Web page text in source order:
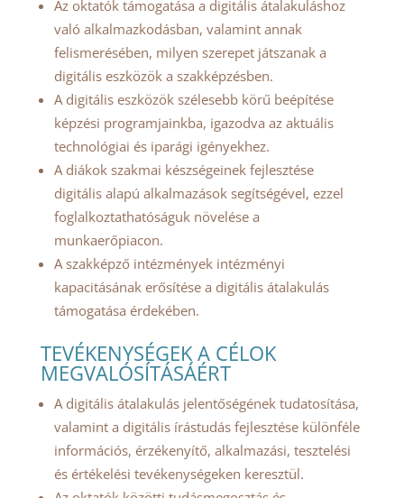
Az oktatók támogatása a digitális átalakuláshoz
való alkalmazkodásban, valamint annak
felismerésében, milyen szerepet játszanak a
digitális eszközök a szakképzésben.
A digitális eszközök szélesebb körű beépítése
képzési programjainkba, igazodva az aktuális
technológiai és iparági igényekhez.
A diákok szakmai készségeinek fejlesztése
digitális alapú alkalmazások segítségével, ezzel
foglalkoztathatóságuk növelése a
munkaerőpiacon.
A szakképző intézmények intézményi
kapacitásának erősítése a digitális átalakulás
támogatása érdekében.
TEVÉKENYSÉGEK A CÉLOK
MEGVALÓSÍTÁSÁÉRT
A digitális átalakulás jelentőségének tudatosítása,
valamint a digitális írástudás fejlesztése különféle
információs, érzékenyítő, alkalmazási, tesztelési
és értékelési tevékenységeken keresztül.